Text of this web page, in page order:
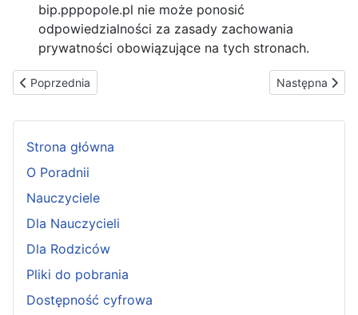
bip.pppopole.pl nie może ponosić
odpowiedzialności za zasady zachowania
prywatności obowiązujące na tych stronach.
Poprzednia strona: Deklaracja dostępności
Poprzednia Następna
Następna
Strona główna
O Poradnii
Nauczyciele
Dla Nauczycieli
Dla Rodziców
Pliki do pobrania
Dostępność cyfrowa